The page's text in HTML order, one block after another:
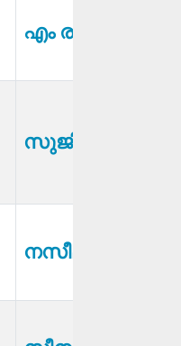
എം രമേശൻ
സുജിത കെ
നസീമ സി